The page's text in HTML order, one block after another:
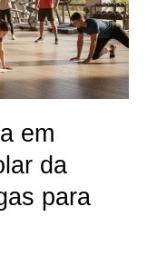
em
da
para